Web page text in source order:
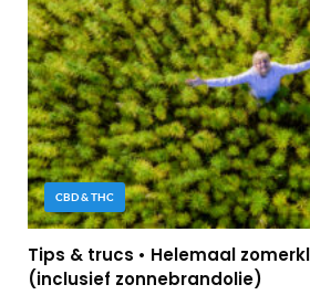
CBD & THC
Tips & trucs • Helemaal
(inclusief zonnebrandolie)